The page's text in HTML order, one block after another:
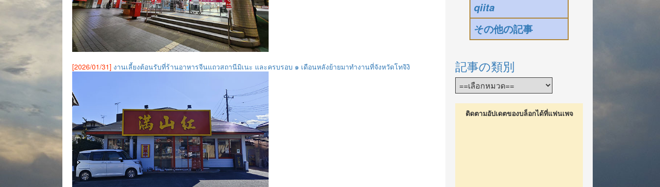
[2026/01/31] งานเลี้ยงต้อนรับที่ร้านอาหารจีนแถวสถานีมิเนะ และครบรอบ ๑ เดือนหลังย้ายมาทำงานที่จังหวัดโทจิงิ
qiita
その他の記事
記事の類別
ติดตามอัปเดตของบล็อกได้ที่แฟนเพจ